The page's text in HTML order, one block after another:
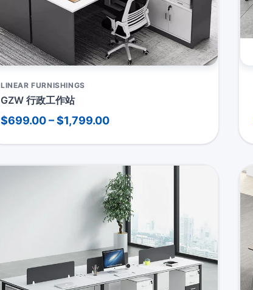
LINEAR FURNISHINGS
GZW 行政工作站
$699.00 – $1,799.00